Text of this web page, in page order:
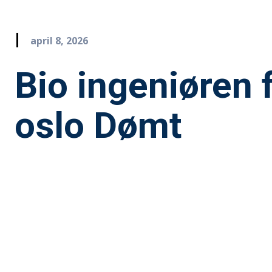
april 8, 2026
Bio ingeniøren
oslo Dømt